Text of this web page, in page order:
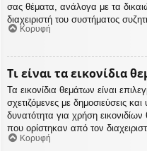
σας θέματα, ανάλογα με τα
διαχειριστή του συστήματος
Κορυφή
Τι είναι τα εικονίδια
Τα εικονίδια θεμάτων είναι
σχετιζόμενες με δημοσιεύσεις
δυνατότητα για χρήση
που ορίστηκαν από τον
Κορυφή